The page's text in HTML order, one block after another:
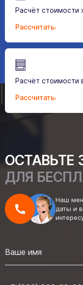
Расчёт стоимости
Рассчитать
Расчёт стоимости
Рассчитать
ОСТАВЬТЕ
ДЛЯ
Наш
даты и